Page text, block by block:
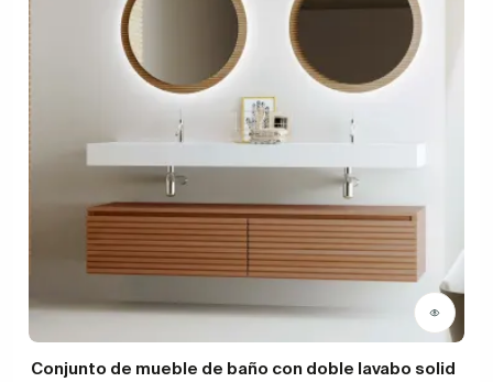
Conjunto de mueble de baño con doble lavabo solid